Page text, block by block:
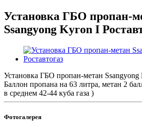
Установка ГБО пропан-
Ssangyong Kyron I
Установка ГБО пропан-метан Ssangyong
Баллон пропана на 63 литра, метан 2
в среднем 42-44 куба газа )
Фотогалерея